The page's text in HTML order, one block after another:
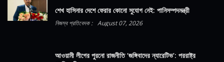
শেখ হাসিনার দেশে ফেরার কোনো সুযোগ নেই: পানিসম্পদমন্ত্রী
নিজস্ব প্রতিবেদক : August 07, 2026
আওয়ামী লীগের পুরনো রাজনীতি ‘জঙ্গিবাদের ন্যারেটিভ’: পররাষ্ট্র